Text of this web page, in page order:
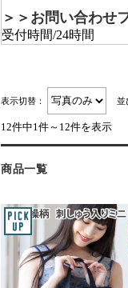
＞＞お問い合わせ
受付時間/24時間
表示切替： 並
12件中1件～12件を表示
商品一覧